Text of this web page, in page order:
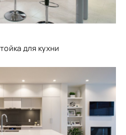
для кухни